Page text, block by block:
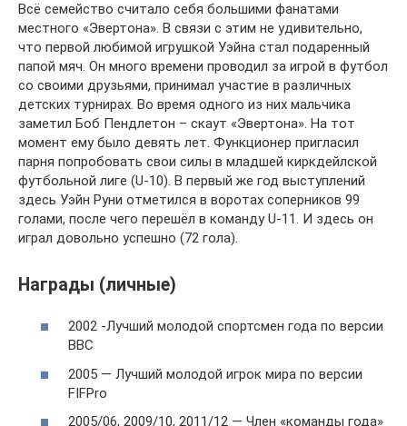
Всё семейство считало себя большими фанатами
местного «Эвертона». В связи с этим не удивительно,
что первой любимой игрушкой Уэйна стал подаренный
папой мяч. Он много времени проводил за игрой в футбол
со своими друзьями, принимал участие в различных
детских турнирах. Во время одного из них мальчика
заметил Боб Пендлетон – скаут «Эвертона». На тот
момент ему было девять лет. Функционер пригласил
парня попробовать свои силы в младшей киркдейлской
футбольной лиге (U-10). В первый же год выступлений
здесь Уэйн Руни отметился в воротах соперников 99
голами, после чего перешёл в команду U-11. И здесь он
играл довольно успешно (72 гола).
Награды (личные)
2002 -Лучший молодой спортсмен года по версии
BBC
2005 — Лучший молодой игрок мира по версии
FIFPro
2005/06, 2009/10, 2011/12 — Член «команды года»